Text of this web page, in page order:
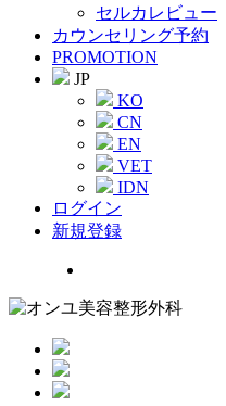
セルカレビュー
カウンセリング予約
PROMOTION
JP
KO
CN
EN
VET
IDN
ログイン
新規登録